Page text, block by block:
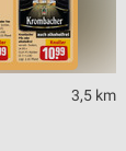
3,5 km